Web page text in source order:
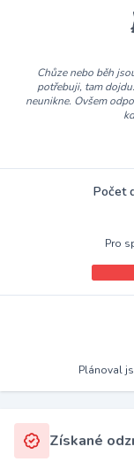
Chůze nebo běh
potřebuji, tam
neunikne. Ovšem
Počet
Pro
Plánoval
Získané